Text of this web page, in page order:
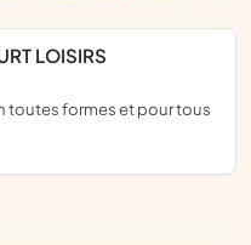
LOISIRS